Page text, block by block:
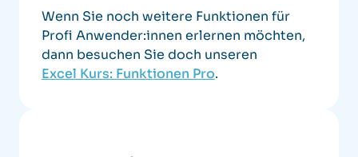
Wenn Sie noch weitere Funktionen für
Profi Anwender:innen erlernen möchten,
dann besuchen Sie doch unseren
Excel Kurs: Funktionen Pro.